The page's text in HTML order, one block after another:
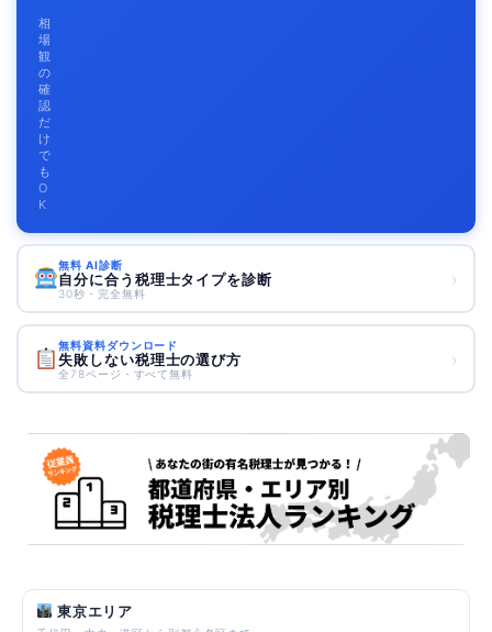
相
場
観
の
確
認
だ
け
で
も
O
K
無料 AI診断
自分に合う税理士タイプを診断
30秒・完全無料
›
無料資料ダウンロード
失敗しない税理士の選び方
全78ページ・すべて無料
›
東京エリア